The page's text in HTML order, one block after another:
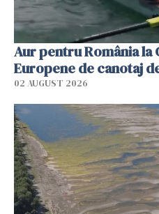
Aur pentru România la
Europene de canotaj
02 AUGUST 2026